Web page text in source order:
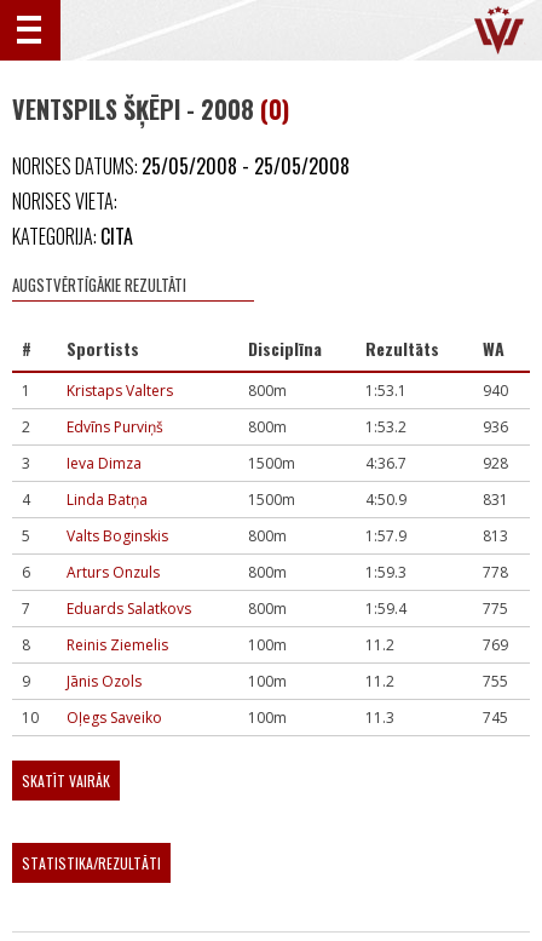
VENTSPILS ŠĶĒPI - 2008 (0)
NORISES DATUMS: 25/05/2008 - 25/05/2008
NORISES VIETA:
KATEGORIJA: CITA
AUGSTVĒRTĪGĀKIE REZULTĀTI
# Sportists Disciplīna Rezultāts WA
1 Kristaps Valters 800m 1:53.1
940
2
Edvīns Purviņš 800m 1:53.2
936
3
Ieva Dimza 1500m 4:36.7
928
4
Linda Batņa 1500m 4:50.9
831
5
Valts Boginskis 800m 1:57.9
813
6
Arturs Onzuls 800m 1:59.3
778
7
Eduards Salatkovs 800m 1:59.4
775
8
Reinis Ziemelis 100m 11.2
769
9
Jānis Ozols 100m 11.2
755
10
Oļegs Saveiko 100m 11.3 745
SKATĪT VAIRĀK
STATISTIKA/REZULTĀTI